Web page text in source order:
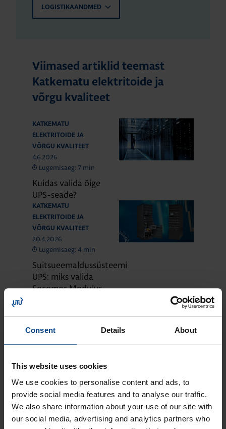
Consent Details About
This website uses cookies
We use cookies to personalise content and ads, to
provide social media features and to analyse our traffic.
We also share information about your use of our site with
our social media, advertising and analytics partners who
LOGISTIKAANDMED
Viimased artiklid teemast
Katkematu elektritoide ja
võrgu kvaliteet
KATKEMATU
ELEKTRITOIDE JA
VÕRGU KVALITEET
4.6.2026
Lugemisaeg: 7 min
Kuidas valida õige
UPS-seade?
KATKEMATU
ELEKTRITOIDE JA
VÕRGU KVALITEET
20.4.2026
Lugemisaeg: 4 min
Suitsueemaldussüsteemi
UPS: miks valida
Socomec Modulys
VÕRGU KVALITEET
22.1.2026
UPS ei ole lihtsalt
kast nurgas – miks
hooldus hoiab sinu
äri töös
ERIPAKKUMINE